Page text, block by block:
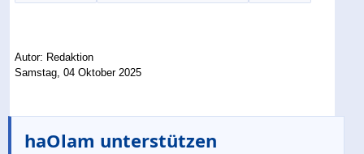
Autor: Redaktion
Samstag, 04 Oktober 2025
haOlam unterstützen